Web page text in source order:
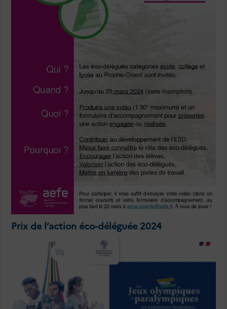
Prix de l’action éco-déléguée 2024